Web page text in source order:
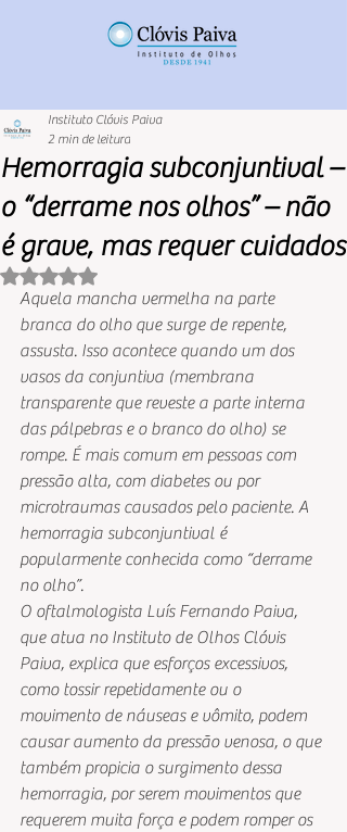
Hemorragia subconjuntival –
o “derrame nos olhos” – não
é grave, mas requer cuidados
Instituto Clóvis Paiva
2 min de leitura
Avaliado com NaN de 5 estrelas.
Aquela mancha vermelha na parte
branca do olho que surge de repente,
assusta. Isso acontece quando um dos
vasos da conjuntiva (membrana
transparente que reveste a parte interna
das pálpebras e o branco do olho) se
rompe. É mais comum em pessoas com
pressão alta, com diabetes ou por
microtraumas causados pelo paciente. A
hemorragia subconjuntival é
popularmente conhecida como “derrame
no olho”.
O oftalmologista Luís Fernando Paiva,
que atua no Instituto de Olhos Clóvis
Paiva, explica que esforços excessivos,
como tossir repetidamente ou o
movimento de náuseas e vômito, podem
causar aumento da pressão venosa, o que
também propicia o surgimento dessa
hemorragia, por serem movimentos que
requerem muita força e podem romper os